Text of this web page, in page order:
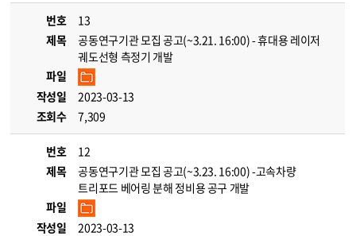
번호
13
제목
공동연구기관 모집 공고(~3.21. 16:00) - 휴대용 레이저
궤도선형 측정기 개발
파일
작성일
2023-03-13
조회수
7,309
번호
12
제목
공동연구기관 모집 공고(~3.23. 16:00) -고속차량
트리포드 베어링 분해 정비용 공구 개발
파일
작성일
2023-03-13